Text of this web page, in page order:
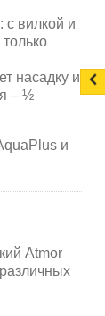
с вилкой и
насадку и
– ½
Atmor